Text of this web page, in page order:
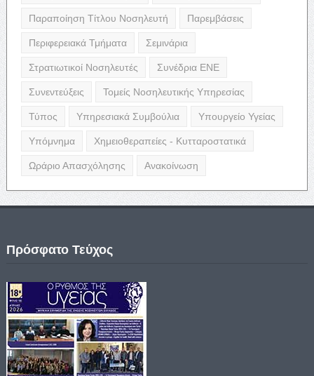
Παραποίηση Τίτλου Νοσηλευτή Παρεμβάσεις
Περιφερειακά Τμήματα Σεμινάρια
Στρατιωτικοί Νοσηλευτές Συνέδρια ΕΝΕ
Συνεντεύξεις Τομείς Νοσηλευτικής Υπηρεσίας
Τύπος Υπηρεσιακά Συμβούλια Υπουργείο Υγείας
Υπόμνημα Χημειοθεραπείες - Κυτταροστατικά
Ωράριο Απασχόλησης Ανακοίνωση
Πρόσφατο Τεύχος